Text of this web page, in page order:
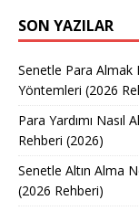
SON YAZILAR
Senetle Para Almak
Yöntemleri (2026
Para Yardımı Nasıl
Rehberi (2026)
Senetle Altın Alma
(2026 Rehberi)